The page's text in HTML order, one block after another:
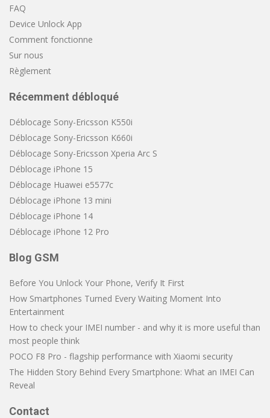
FAQ
Device Unlock App
Comment fonctionne
Sur nous
Règlement
Récemment débloqué
Déblocage Sony-Ericsson K550i
Déblocage Sony-Ericsson K660i
Déblocage Sony-Ericsson Xperia Arc S
Déblocage iPhone 15
Déblocage Huawei e5577c
Déblocage iPhone 13 mini
Déblocage iPhone 14
Déblocage iPhone 12 Pro
Blog GSM
Before You Unlock Your Phone, Verify It First
How Smartphones Turned Every Waiting Moment Into
Entertainment
How to check your IMEI number - and why it is more useful than
most people think
POCO F8 Pro - flagship performance with Xiaomi security
The Hidden Story Behind Every Smartphone: What an IMEI Can
Reveal
Contact